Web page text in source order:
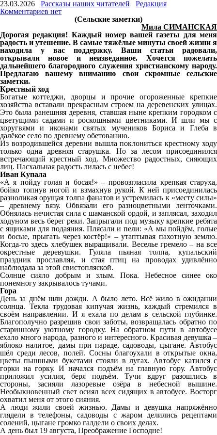
23.03.2026
Рассказы наших читателей
Редакция
Комментариев нет
(Сельские заметки)
Мила СИМАНСКАЯ
Дорогая редакция! Каждый номер вашей газеты для меня
радость и утешение. В самые тяжёлые минуты своей жизни я
находила у вас поддержку. Ваши статьи радовали,
открывали новое и неизведанное. Хочется пожелать
дальнейшего благородного служения христианскому народу.
Предлагаю вашему вниманию свои скромные сельские
заметки.
Крестный ход
Богатые коттеджи, дворцы и прочие огороженные крепкие
хозяйства вставали прекрасным строем на деревенских улицах.
Это была ранешняя деревня, ставшая ныне крепким городком с
цветущими садами и роскошными цветниками. И шли мы с
хоругвями и иконами святых мучеников Бориса и Глеба в
далёкое село по древнему обетованию.
Из возродившейся деревни вышла поклониться крестному ходу
только одна древняя старушка. Но за лесом присоединился
встречающий крестный ход. Множество радостных, сияющих
лиц. Пасхальная радость лилась с небес!
Иван Купала
«А я пойду голая и босая!» – провозгласила крепкая старуха,
бойко топнув ногой и взмахнув рукой. К ней присоединилась
разноликая орущая толпа фанатов и устремилась к «месту силы»
– древнему вязу. Обвязали его разноцветными ленточками.
Обнялась нечистая сила с шаманской ордой, и заплясал, заходил
ходуном весь берег реки. Запрыгали под музыку крепкие ребята
с ящиками для подаяния. Плясали и пели: «А мы пойдём, голые
и босые, прыгать через костёр!» – утаптывая пахотную землю.
Когда-то здесь хлебушек выращивали. Веселье гремело – на все
окрестные деревушки. Гуляла пьяная толпа, купальский
праздник прославляя, и стая птиц на проводах удивлённо
наблюдала за этой свистопляской.
Солнце сияло добрым и злым. Пока. Небесное синее око
понемногу закрывалось тучами.
Гора
День за днём шли дожди. А было лето. Всё жило в ожидании
солнца. Текла трудовая кипучая жизнь, каждый стремился в
своём направлении. И я ехала по делам в сельской глубинке.
Благополучно разрешив свои заботы, возвращалась обратно по
старинному уютному городку. На обратном пути в автобусе
ехало много народа, разного и интересного. Красивая девушка –
яблоко налитое, дамы при параде, садоводы, цыгане. Автобус
шёл среди лесов, полей. Сосны благоухали в открытые окна,
цветы пышными букетами стояли в лугах. Автобус катился с
горки на горку. И начался подъём на главную гору. Автобус
приложил усилия, беря подъём. Тучи вдруг разошлись в
стороны, засияли лазоревые озёра в небесной вышине.
Необыкновенный свет осиял всех сидящих в автобусе. Восторг
охватил меня от этого сияния.
А люди жили своей жизнью. Дамы и девушка напряжённо
глядели в телефоны, садоводы с жаром делились рецептами
солений, цыгане громко галдели о своих делах.
А день был 19 августа, Преображение Господне!